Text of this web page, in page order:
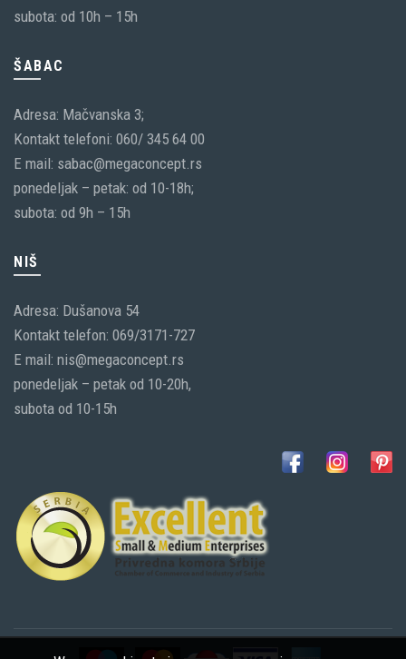
subota: od 10h – 15h
ŠABAC
Adresa: Mačvanska 3;
Kontakt telefoni: 060/ 345 64 00
E mail: sabac@megaconcept.rs
ponedeljak – petak: od 10-18h;
subota: od 9h – 15h
NIŠ
Adresa: Dušanova 54
Kontakt telefon: 069/3171-727
E mail: nis@megaconcept.rs
ponedeljak – petak od 10-20h,
subota od 10-15h